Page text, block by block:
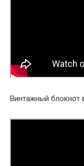
Винтажный блокнот